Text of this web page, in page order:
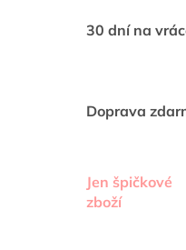
30 dní na
Doprava
Jen špičkové
zboží